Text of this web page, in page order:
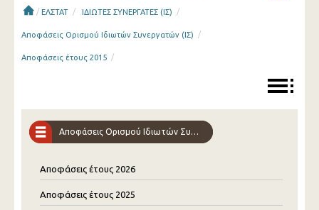
/ ΕΛΣΤΑΤ / ΙΔΙΩΤΕΣ ΣΥΝΕΡΓΑΤΕΣ (ΙΣ) /
Αποφάσεις Ορισμού Ιδιωτών Συνεργατών (ΙΣ) /
Αποφάσεις έτους 2015 /
Αποφάσεις Ορισμού Ιδιωτών Συνεργατών
Αποφάσεις έτους 2026
Αποφάσεις έτους 2025